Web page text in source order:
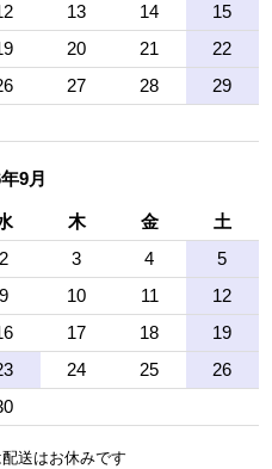
13 14
15
20 21
22
27 28
29
9月
木 金
土
2 3 4
5
9 10 11
12
17 18
19
24 25
26
送はお休みです